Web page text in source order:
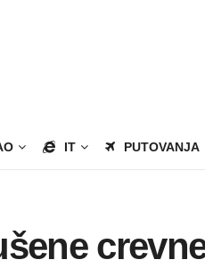
IT PUTOVANJA